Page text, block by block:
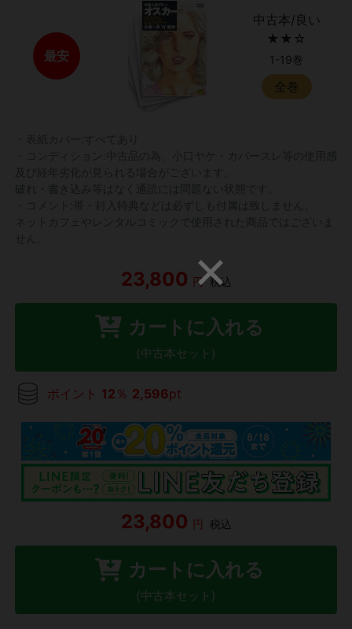
最安
中古本/良い
★★☆
1-19巻
全巻
23,800 円 税込
カートに入れる
(中古本セット)
ポイント 12 ％ 2,596pt
23,800 円 税込
カートに入れる
(中古本セット)